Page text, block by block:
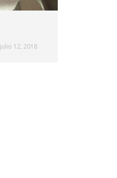
julio 12, 2018